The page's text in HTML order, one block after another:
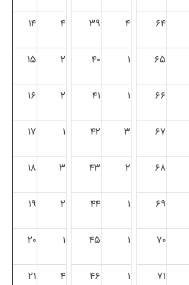
۶۴ ۴ ۳۹ ۴ ۱۴
۶۵ ۱ ۴۰ ۲ ۱۵
۶۶ ۱ ۴۱ ۲ ۱۶
۶۷ ۳ ۴۲ ۱ ۱۷
۶۸ ۲ ۴۳ ۳ ۱۸
۶۹ ۱ ۴۴ ۲ ۱۹
۷۰ ۱ ۴۵ ۱ ۲۰
۷۱ ۱ ۴۶ ۴ ۲۱